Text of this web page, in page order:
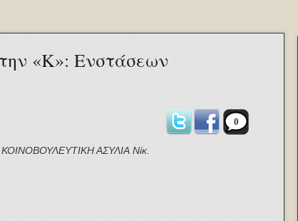
«Κ»: Ενστάσεων
ΚΟΙΝΟΒΟΥΛΕΥΤΙΚΗ ΑΣΥΛΙΑ Νίκ.
0